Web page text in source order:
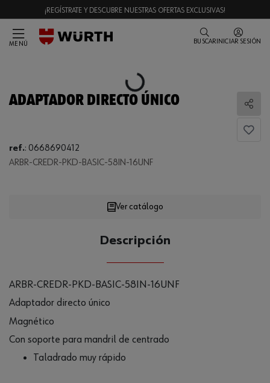
¡REGÍSTRATE Y DESCUBRE NUESTRAS OFERTAS EXCLUSIVAS!
MENÚ BUSCAR INICIAR SESIÓN
Loading...
ADAPTADOR DIRECTO ÚNICO
ref.: 0668690412
ARBR-CREDR-PKD-BASIC-58IN-16UNF
Loading...
Ver catálogo
Descripción
ARBR-CREDR-PKD-BASIC-58IN-16UNF
Adaptador directo único
Magnético
Con soporte para mandril de centrado
Taladrado muy rápido